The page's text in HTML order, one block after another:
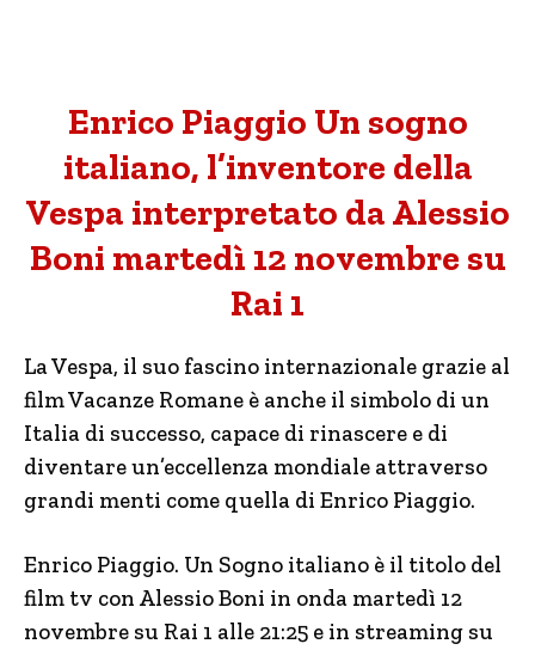
Enrico Piaggio Un sogno
italiano, l’inventore della
Vespa interpretato da Alessio
Boni martedì 12 novembre su
Rai 1
La Vespa, il suo fascino internazionale grazie al
film Vacanze Romane è anche il simbolo di un
Italia di successo, capace di rinascere e di
diventare un’eccellenza mondiale attraverso
grandi menti come quella di Enrico Piaggio.
Enrico Piaggio. Un Sogno italiano è il titolo del
film tv con Alessio Boni in onda martedì 12
novembre su Rai 1 alle 21:25 e in streaming su